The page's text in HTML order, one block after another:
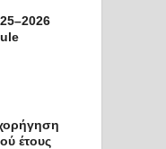
έτους